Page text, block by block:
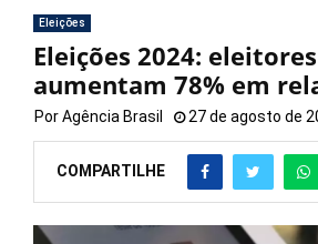
Eleições
Eleições 2024:
aumentam 78% em
PorAgência Brasil 27 de agosto de
COMPARTILHE